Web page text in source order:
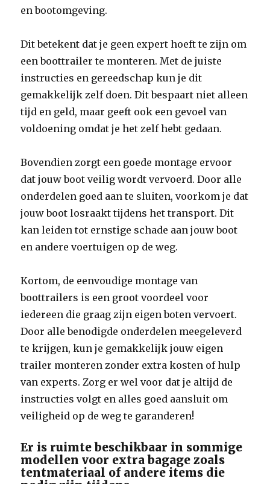
en bootomgeving.
Dit betekent dat je geen expert hoeft te zijn om
een boottrailer te monteren. Met de juiste
instructies en gereedschap kun je dit
gemakkelijk zelf doen. Dit bespaart niet alleen
tijd en geld, maar geeft ook een gevoel van
voldoening omdat je het zelf hebt gedaan.
Bovendien zorgt een goede montage ervoor
dat jouw boot veilig wordt vervoerd. Door alle
onderdelen goed aan te sluiten, voorkom je dat
jouw boot losraakt tijdens het transport. Dit
kan leiden tot ernstige schade aan jouw boot
en andere voertuigen op de weg.
Kortom, de eenvoudige montage van
boottrailers is een groot voordeel voor
iedereen die graag zijn eigen boten vervoert.
Door alle benodigde onderdelen meegeleverd
te krijgen, kun je gemakkelijk jouw eigen
trailer monteren zonder extra kosten of hulp
van experts. Zorg er wel voor dat je altijd de
instructies volgt en alles goed aansluit om
veiligheid op de weg te garanderen!
Er is ruimte beschikbaar in sommige
modellen voor extra bagage zoals
tentmateriaal of andere items die